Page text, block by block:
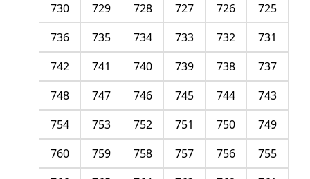
725
726
727
728
729
730
731
732
733
734
735
736
737
738
739
740
741
742
743
744
745
746
747
748
749
750
751
752
753
754
755
756
757
758
759
760